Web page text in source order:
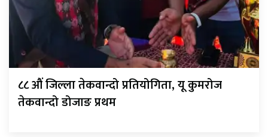
८८ औं जिल्ला तेकवान्दो प्रतियोगिता, यू कुमरोज
तेकवान्दो डोजाङ प्रथम